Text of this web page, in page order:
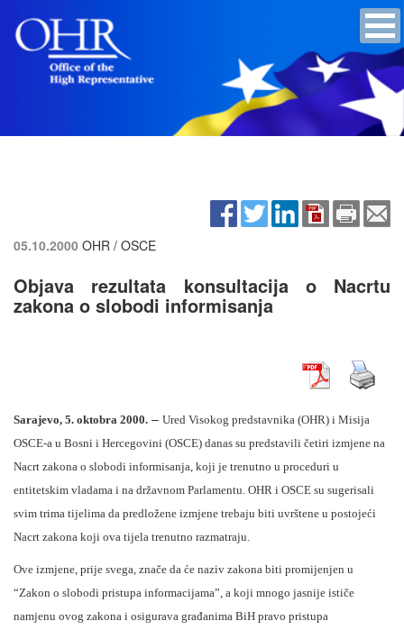
05.10.2000 OHR / OSCE
Objava rezultata konsultacija o Nacrtu
zakona o slobodi informisanja
Sarajevo, 5. oktobra 2000. – Ured Visokog predstavnika (OHR) i Misija
OSCE-a u Bosni i Hercegovini (OSCE) danas su predstavili četiri izmjene na
Nacrt zakona o slobodi informisanja, koji je trenutno u proceduri u
entitetskim vladama i na državnom Parlamentu. OHR i OSCE su sugerisali
svim trima tijelima da predložene izmjene trebaju biti uvrštene u postojeći
Nacrt zakona koji ova tijela trenutno razmatraju.
Ove izmjene, prije svega, znače da će naziv zakona biti promijenjen u
“Zakon o slobodi pristupa informacijama”, a koji mnogo jasnije ističe
namjenu ovog zakona i osigurava građanima BiH pravo pristupa